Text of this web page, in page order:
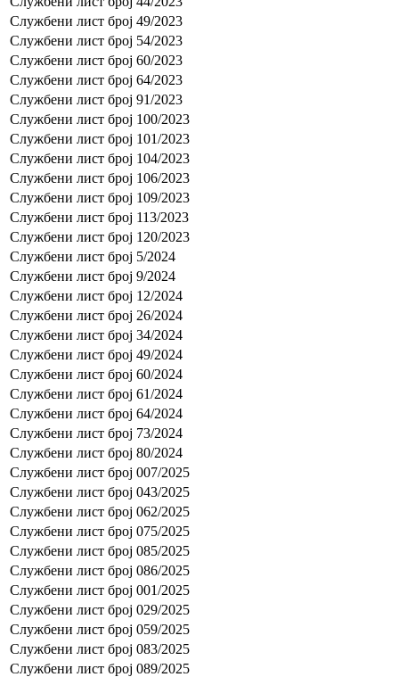
Службени лист број 49/2023
Службени лист број 54/2023
Службени лист број 60/2023
Службени лист број 64/2023
Службени лист број 91/2023
Службени лист број 100/2023
Службени лист број 101/2023
Службени лист број 104/2023
Службени лист број 106/2023
Службени лист број 109/2023
Службени лист број 113/2023
Службени лист број 120/2023
Службени лист број 5/2024
Службени лист број 9/2024
Службени лист број 12/2024
Службени лист број 26/2024
Службени лист број 34/2024
Службени лист број 49/2024
Службени лист број 60/2024
Службени лист број 61/2024
Службени лист број 64/2024
Службени лист број 73/2024
Службени лист број 80/2024
Службени лист број 007/2025
Службени лист број 043/2025
Службени лист број 062/2025
Службени лист број 075/2025
Службени лист број 085/2025
Службени лист број 086/2025
Службени лист број 001/2025
Службени лист број 029/2025
Службени лист број 059/2025
Службени лист број 083/2025
Службени лист број 089/2025